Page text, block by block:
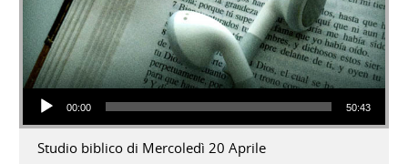
Audio Player
00:00 50:43
Studio biblico di Mercoledì 20 Aprile